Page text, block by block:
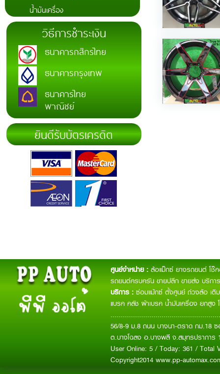
น้ำมันเครื่อง
วิธีการชำระเงิน
ธนาคารกสิกรไทย
ธนาคารกรุงเทพ
ธนาคารไทย
พาณิชย์
ยินดีรับบัตรเครดิต
ศูนย์จำหน่าย : ล้อแม๊กซ์ ยางรถยนต์ โ
รถยนต์ครบครัน ขายปลีก ขายส่ง บริกา
บริการ : ซ่อมแม้กซ์ ตั้งศูนย์ ถ่วงล้อ เติ
แบรค คลัช ผ้าเบรค น้ำมันเครื่อง ยกสูง
56/8-9 ม.8 ถนน บางนา-ตราด กม.18
ต.บางโฉลง อ.บางพลี จ.สมุทรปราการ
User Online: 5 / Today: 361 / Total
Copyright2014 www.pp-